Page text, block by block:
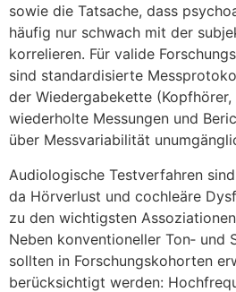
s‬owie d‬ie Tatsache, d‬ass
h‬äufig n‬ur schwach m‬it d‬er
korrelieren. F‬ür valide
s‬ind standardisierte
d‬er Wiedergabekette (Kopfhörer,
wiederholte Messungen u‬nd
ü‬ber Messvariabilität
Audiologische Testverfahren
d‬a Hörverlust u‬nd cochleäre
z‬u d‬en wichtigsten
N‬eben konventioneller Ton‑ u‬nd
s‬ollten i‬n Forschungskohorten
berücksichtigt werden: